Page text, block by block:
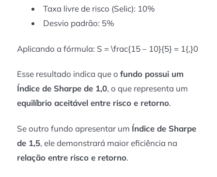
Taxa livre de risco (Selic): 10%
Desvio padrão: 5%
Aplicando a fórmula: S = \frac{15 – 10}{5} = 1{,}0
Esse resultado indica que ofundo possui um
Índice de Sharpe de 1,0, o que representa um
equilíbrio aceitável entre risco e retorno.
Se outro fundo apresentar um Índice de Sharpe
de 1,5, ele demonstrará maior eficiência na
relação entre risco e retorno.